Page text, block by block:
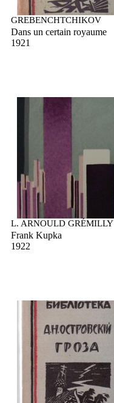
GREBENCHTCHIKOV
Dans un certain royaume
1921
L. ARNOULD GRÉMILLY
Frank Kupka
1922